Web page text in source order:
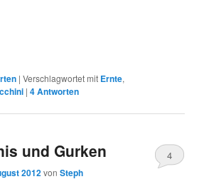
|Verschlagwortet mit Ernte,
|4Antworten
und Gurken
2012vonSteph
4